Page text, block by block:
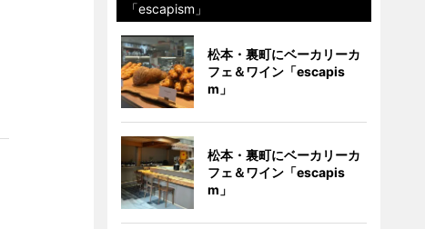
「escapism」
松本・裏町にベーカリーカ
フェ＆ワイン「escapis
m」
松本・裏町にベーカリーカ
フェ＆ワイン「escapis
m」